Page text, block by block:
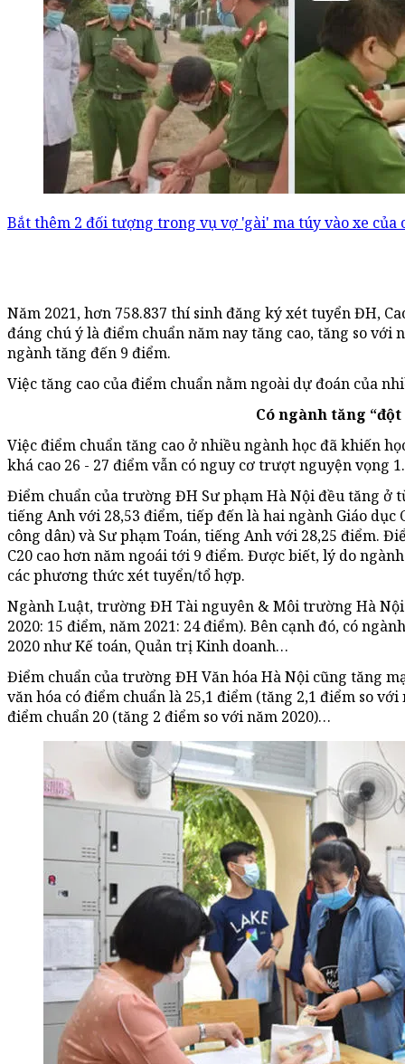
Bắt thêm 2 đối tượng trong vụ vợ 'gài' ma túy vào xe của
Năm 2021, hơn 758.837 thí sinh đăng ký xét tuyển ĐH,
đáng chú ý là điểm chuẩn năm nay tăng cao, tăng so
ngành tăng đến 9 điểm.
Việc tăng cao của điểm chuẩn nằm ngoài dự đoán của
Có ngành tăng
Việc điểm chuẩn tăng cao ở nhiều ngành học đã khiến
khá cao 26 - 27 điểm vẫn có nguy cơ trượt nguyện vọng 1.
Điểm chuẩn của trường ĐH Sư phạm Hà Nội đều tăng ở
tiếng Anh với 28,53 điểm, tiếp đến là hai ngành Giáo dục
công dân) và Sư phạm Toán, tiếng Anh với 28,25 điểm.
C20 cao hơn năm ngoái tới 9 điểm. Được biết, lý do
các phương thức xét tuyển/tổ hợp.
Ngành Luật, trường ĐH Tài nguyên & Môi trường Hà
2020: 15 điểm, năm 2021: 24 điểm). Bên cạnh đó, có
2020 như Kế toán, Quản trị Kinh doanh…
Điểm chuẩn của trường ĐH Văn hóa Hà Nội cũng tăng
văn hóa có điểm chuẩn là 25,1 điểm (tăng 2,1 điểm so
điểm chuẩn 20 (tăng 2 điểm so với năm 2020)…